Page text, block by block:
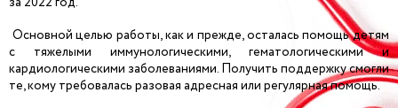
Основной целью работы, как и прежде, осталась помощь детям
с тяжелыми иммунологическими, гематологическими и
кардиологическими заболеваниями. Получить поддержку смогли
те, кому требовалась разовая адресная или регулярная помощь.